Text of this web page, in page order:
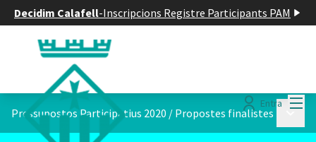
Decidim Calafell-Inscripcions Registre Participants PAM
Entra
Pressupostos Participatius 2020 / Propostes finalistes